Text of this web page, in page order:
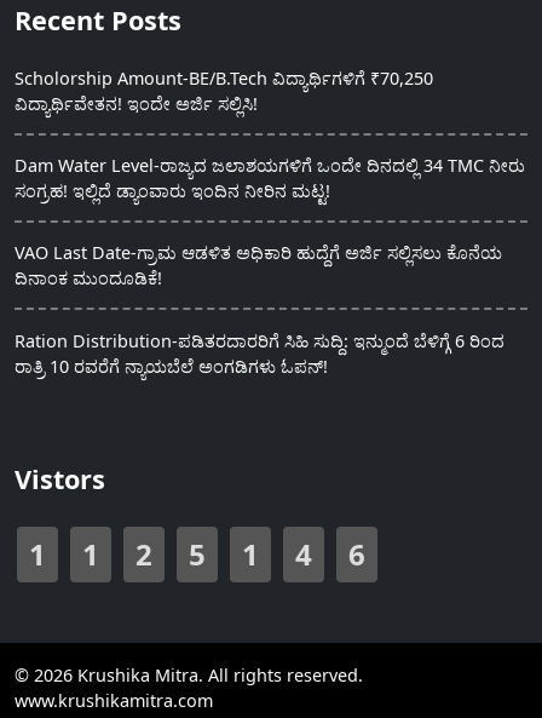
Recent Posts
Scholorship Amount-BE/B.Tech ವಿದ್ಯಾರ್ಥಿಗಳಿಗೆ ₹70,250
ವಿದ್ಯಾರ್ಥಿವೇತನ! ಇಂದೇ ಅರ್ಜಿ ಸಲ್ಲಿಸಿ!
Dam Water Level-ರಾಜ್ಯದ ಜಲಾಶಯಗಳಿಗೆ ಒಂದೇ ದಿನದಲ್ಲಿ 34 TMC ನೀರು
ಸಂಗ್ರಹ! ಇಲ್ಲಿದೆ ಡ್ಯಾಂವಾರು ಇಂದಿನ ನೀರಿನ ಮಟ್ಟ!
VAO Last Date-ಗ್ರಾಮ ಆಡಳಿತ ಅಧಿಕಾರಿ ಹುದ್ದೆಗೆ ಅರ್ಜಿ ಸಲ್ಲಿಸಲು ಕೊನೆಯ
ದಿನಾಂಕ ಮುಂದೂಡಿಕೆ!
Ration Distribution-ಪಡಿತರದಾರರಿಗೆ ಸಿಹಿ ಸುದ್ದಿ: ಇನ್ಮುಂದೆ ಬೆಳಿಗ್ಗೆ 6 ರಿಂದ
ರಾತ್ರಿ 10 ರವರೆಗೆ ನ್ಯಾಯಬೆಲೆ ಅಂಗಡಿಗಳು ಓಪನ್!
Vistors
1 1 2 5 1 4 6
© 2026 Krushika Mitra. All rights reserved.
www.krushikamitra.com